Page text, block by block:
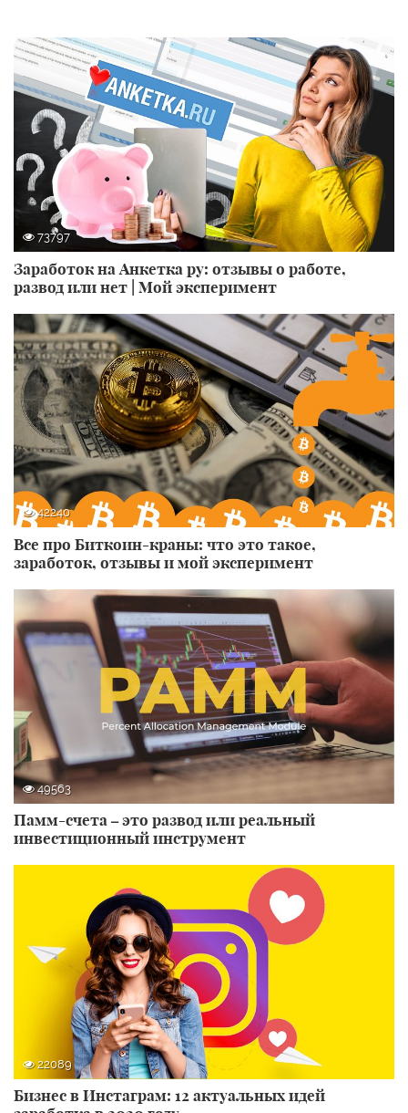
73797
Заработок на Анкетка ру: отзывы о работе,
развод или нет | Мой эксперимент
42240
Все про Биткоин-краны: что это такое,
заработок, отзывы и мой эксперимент
49563
Памм-счета – это развод или реальный
инвестиционный инструмент
22089
Бизнес в Инстаграм: 12 актуальных идей